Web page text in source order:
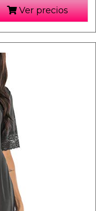
Ver precios